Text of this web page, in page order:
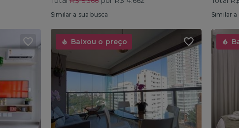
Similar a sua busca Similar a
Baixou o preço